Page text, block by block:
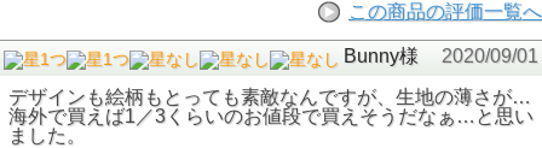
この商品の評価一覧へ
Bunny様
2020/09/01
デザインも絵柄もとっても素敵なんですが、生地の薄さが…
海外で買えば1／3くらいのお値段で買えそうだなぁ…と思い
ました。